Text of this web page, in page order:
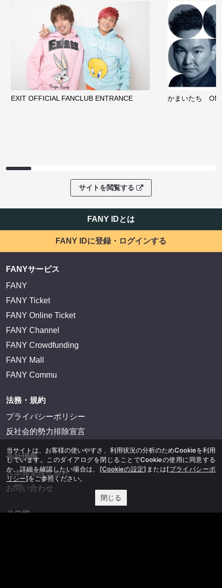
EXIT OFFICIAL FANCLUB ENTRANCE かまいたち
サイトを閲覧する
FANY IDとは
FANY IDに登録・ログインする
FANYサービス
FANY
FANY Ticket
FANY Online Ticket
FANY Channel
FANY Crowdfunding
FANY Mall
FANY Commu
法務・規約
プライバシーポリシー
反社会的勢力排除宣言
会社情報
吉本興業株式会社
お問い合わせ
その他
当サイトは、お客様の使いやすさ、利用状況の分析のためCookieを利用
しています。このダイアログを閉じることでCookieの使用に同意する
か、詳細を確認したい場合は、 [Cookieの設定] または[プライバシーポ
リシー]をご参照ください。
閉じる